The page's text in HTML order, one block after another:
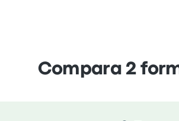
Compara 2